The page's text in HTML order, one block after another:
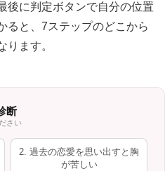
後に判定ボタンで自分の位置
ると、7ステップのどこから
ります。
断
さい
2. 過去の恋愛を思い出すと胸
が苦しい